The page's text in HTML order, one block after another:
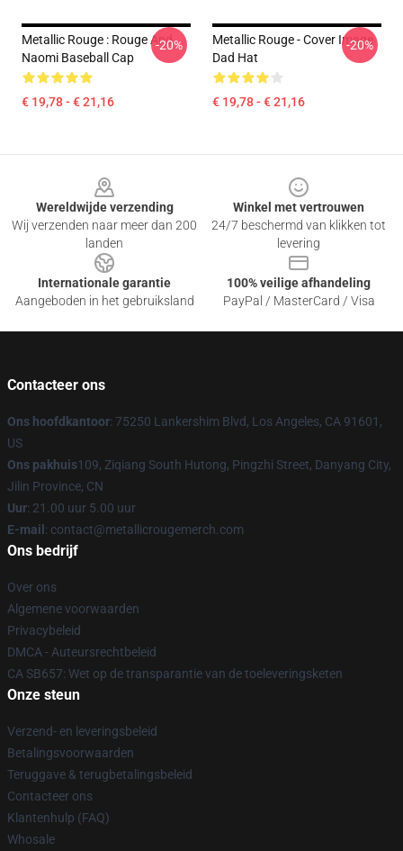
Metallic Rouge : Rouge And
Naomi Baseball Cap
€ 19,78 - € 21,16
-20%
Metallic Rouge - Cover Image
Dad Hat
€ 19,78 - € 21,16
-20%
Wereldwijde verzending
Wij verzenden naar meer dan 200
landen
Winkel met vertrouwen
24/7 beschermd van klikken tot
levering
Internationale garantie
Aangeboden in het gebruiksland
100% veilige afhandeling
PayPal / MasterCard / Visa
Contacteer ons
Ons hoofdkantoor: 75250 Lankershim Blvd, Los Angeles, CA 91601,
US
Ons pakhuis109, Ziqiang South Hutong, Pingzhi Street, Danyang City,
Jilin Province, CN
Uur: 21.00 uur 5.00 uur
E-mail : contact@metallicrougemerch.com
Ons bedrijf
Over ons
Algemene voorwaarden
Privacybeleid
DMCA - Auteursrechtbeleid
CA SB657: Wet op de transparantie van de toeleveringsketen
Onze steun
Verzend- en leveringsbeleid
Betalingsvoorwaarden
Teruggave & terugbetalingsbeleid
Contacteer ons
Klantenhulp (FAQ)
Whosale